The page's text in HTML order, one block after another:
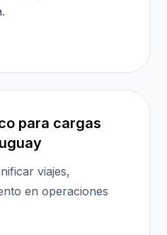
para cargas
viajes,
en operaciones